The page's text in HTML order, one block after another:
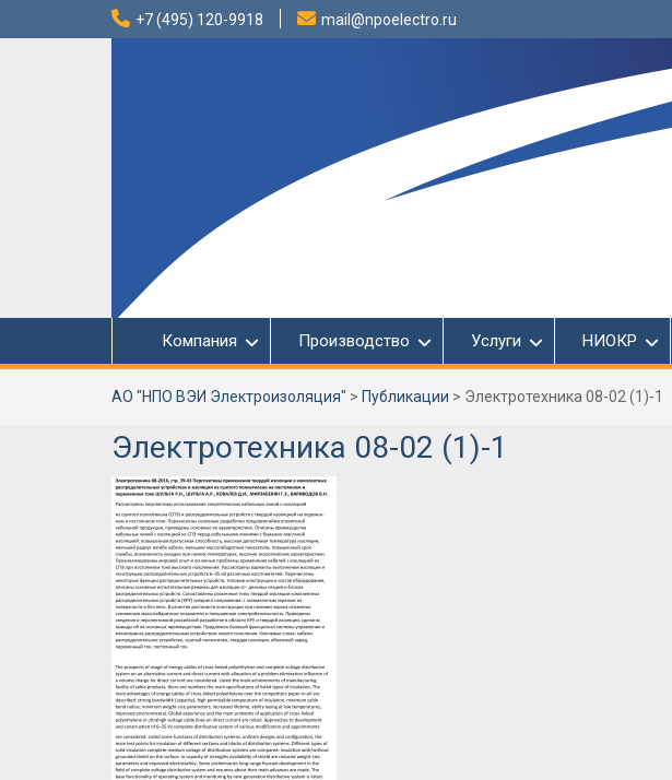
+7 (495) 120-9918 mail@npoelectro.ru
Компания Производство Услуги НИОКР
АО "НПО ВЭИ Электроизоляция" > Публикации > Электротехника 08-02 (1)-1
Электротехника 08-02 (1)-1